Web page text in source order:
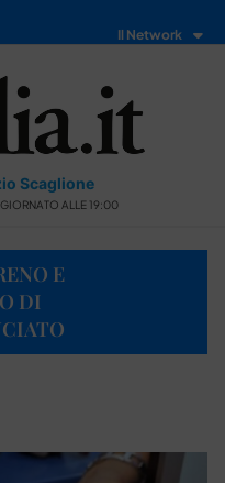
Il Network
Scaglione
ALLE 19:00
E
DI